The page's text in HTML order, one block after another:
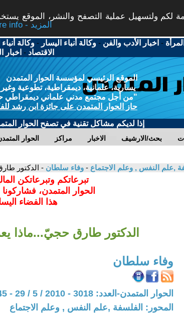
لكم ولتسهيل عملية التصفح والنشر، الموقع
More info - المزيد
- اخبار الأدب والفن -وكالة أنباء اليسار -وكالة أنباء
الاقتصاد - اخبار
الموقع الرئيسي لمؤسسة الحوار المتمدن
يسارية، علمانية، ديمقراطية، تطوعية
"من أجل مجتمع مدني علماني ديمقراطي
حاز الحوار المتمدن على جائزة ابن رشد
إذا لديكم مشاكل تقنية في تصفح الحوار
الحوار مراكز الاخبار بحث/الارشيف
,علم النفس , وعلم الاجتماع - وفاء سلطان - الدكتور
تبرعاتكم وتبرعاتكن
الحوار المتمدن،
هذا الفضاء
الدكتور طارق حجيّ...ماذا
وفاء سلطان
الحوار المتمدن-العدد: 3018 - 2010 / 5 / 29 - 08:45
المحور: الفلسفة ,علم النفس , وعلم الاجتماع